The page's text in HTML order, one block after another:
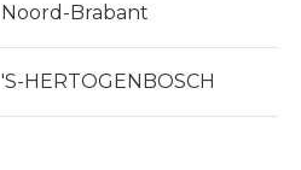
Noord-Brabant
'S-HERTOGENBOSCH